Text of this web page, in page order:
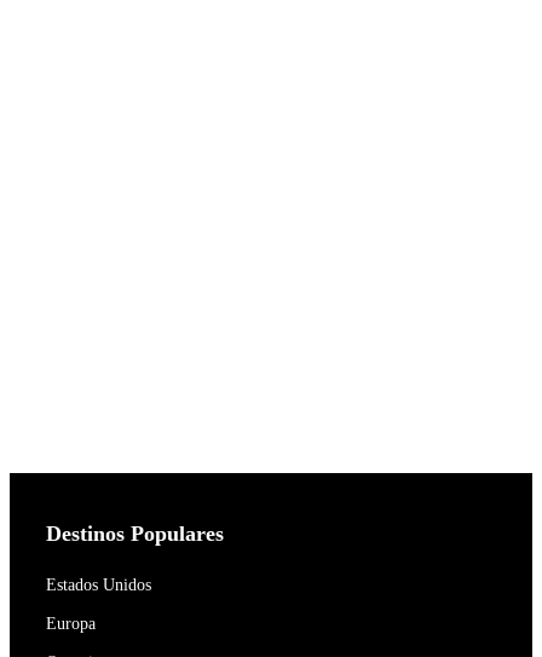
Destinos Populares
Estados Unidos
Europa